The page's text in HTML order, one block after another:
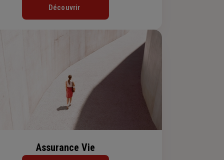
Découvrir
Assurance Vie